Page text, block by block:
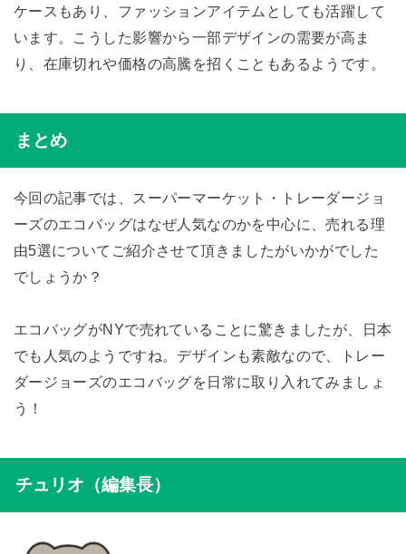
ケースもあり、ファッションアイテムとしても活躍して
います。こうした影響から一部デザインの需要が高ま
り、在庫切れや価格の高騰を招くこともあるようです。
まとめ
今回の記事では、スーパーマーケット・トレーダージョ
ーズのエコバッグはなぜ人気なのかを中心に、売れる理
由5選についてご紹介させて頂きましたがいかがでした
でしょうか？
エコバッグがNYで売れていることに驚きましたが、日本
でも人気のようですね。デザインも素敵なので、トレー
ダージョーズのエコバッグを日常に取り入れてみましょ
う！
チュリオ（編集長）